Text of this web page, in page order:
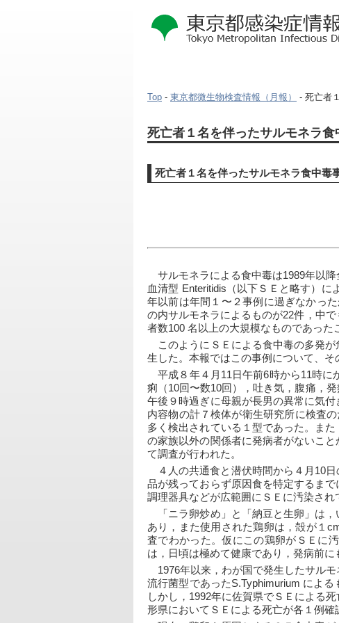
Top - 東京都微生物検査情報（月報） - 死亡者
死亡者１名を伴ったサルモネラ食
死亡者１名を伴ったサルモネラ食中毒
サルモネラによる食中毒は1989年以
血清型 Enteritidis（以下ＳＥと略す）
年以前は年間１〜２事例に過ぎなかっ
の内サルモネラによるものが22件，中
者数100 名以上の大規模なものであった
このようにＳＥによる食中毒の多発が
生した。本報ではこの事例について、そ
平成８年４月11日午前6時から11時に
痢（10回〜数10回），吐き気，腹痛，
午後９時過ぎに母親が長男の異常に気
内容物の計７検体が衛生研究所に検査
多く検出されている１型であった。ま
の家族以外の関係者に発病者がないこ
て調査が行われた。
４人の共通食と潜伏時間から４月10
品が残っておらず原因食を特定するま
調理器具などが広範囲にＳＥに汚染され
「ニラ卵炒め」と「納豆と生卵」は，
あり，また使用された鶏卵は，殻が１
査でわかった。仮にこの鶏卵がＳＥに
は，日頃は極めて健康であり，発病前
1976年以来，わが国で発生したサル
流行菌型であったS.Typhimurium によ
しかし，1992年に佐賀県でＳＥによる
形県においてＳＥによる死亡が各１例確